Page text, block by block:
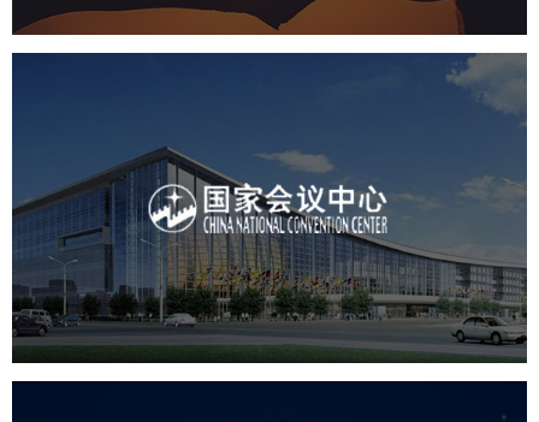
国家会议中心
专业服务 网站建设 网站设计